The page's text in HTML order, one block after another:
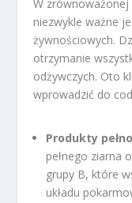
W zrównoważonej
niezwykle ważne
żywnościowych.
otrzymanie
odżywczych. Oto
wprowadzić do
Produkty
pełnego ziarna
grupy B, które
układu